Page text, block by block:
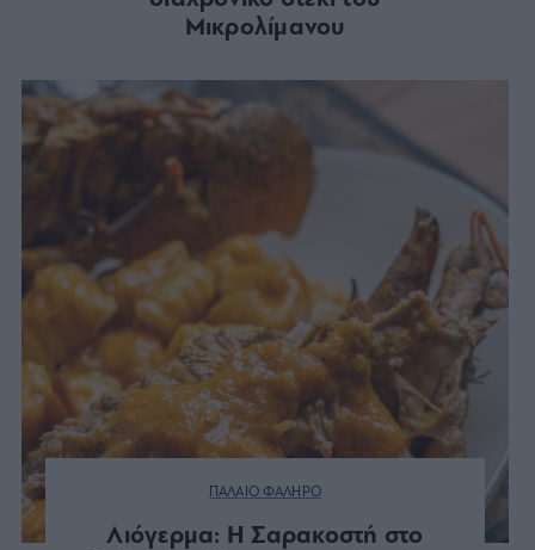
Μικρολίμανου
ΠΑΛΑΙΟ ΦΑΛΗΡΟ
Λιόγερμα: Η Σαρακοστή στο